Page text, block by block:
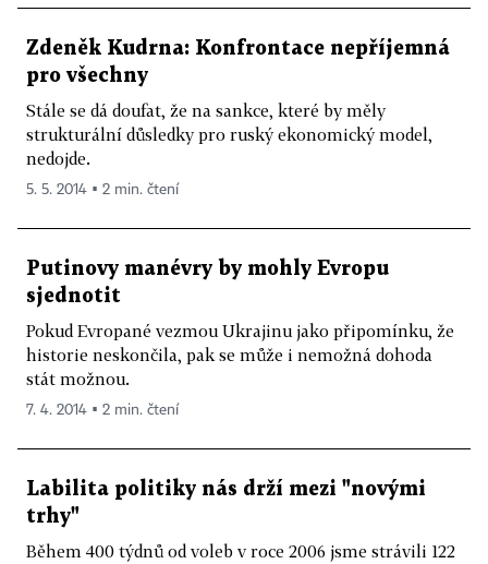
Zdeněk Kudrna: Konfrontace nepříjemná
pro všechny
Stále se dá doufat, že na sankce, které by měly
strukturální důsledky pro ruský ekonomický model,
nedojde.
5. 5. 2014 ▪ 2 min. čtení
Putinovy manévry by mohly Evropu
sjednotit
Pokud Evropané vezmou Ukrajinu jako připomínku, že
historie neskončila, pak se může i nemožná dohoda
stát možnou.
7. 4. 2014 ▪ 2 min. čtení
Labilita politiky nás drží mezi "novými
trhy"
Během 400 týdnů od voleb v roce 2006 jsme strávili 122